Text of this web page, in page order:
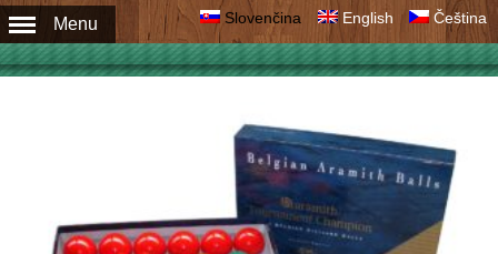
Slovenčina English Čeština
Menu